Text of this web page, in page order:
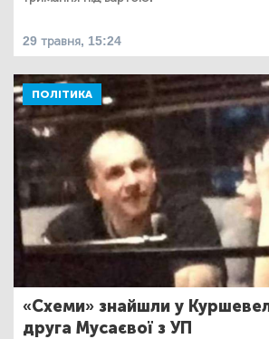
29 травня, 15:24
ПОЛІТИКА
«Схеми» знайшли у
друга Мусаєвої з УП